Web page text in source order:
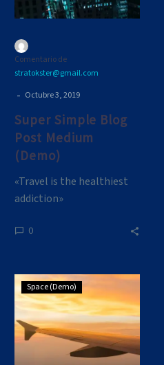
Comentario de
stratokster@gmail.com
- Octubre 3, 2019
Super Simple Blog
Post Medium
(Demo)
«Travel is the healthiest
addiction»
0
Lorem
ipsum
dolor
sit
amet
Space (Demo)